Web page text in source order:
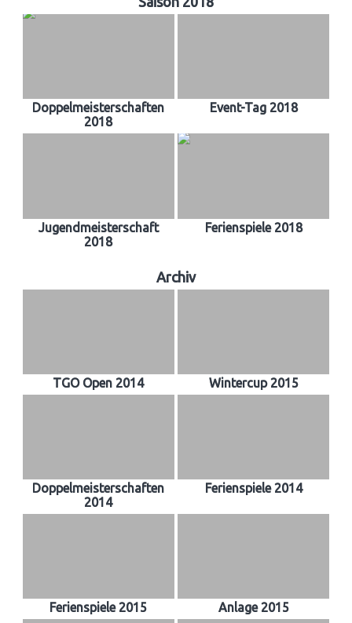
Doppelmeisterschaften
2018
Event-Tag 2018
Jugendmeisterschaft
2018
Ferienspiele 2018
Archiv
TGO Open 2014 Wintercup 2015
Doppelmeisterschaften
2014
Ferienspiele 2014
Ferienspiele 2015 Anlage 2015